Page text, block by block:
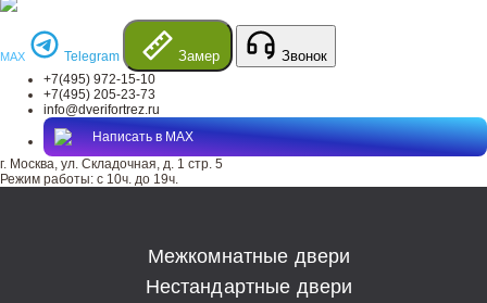
MAX Telegram Замер Звонок
+7(495) 972-15-10
+7(495) 205-23-73
info@dverifortrez.ru
Написать в MAX
г. Москва, ул. Складочная, д. 1 стр. 5
Режим работы: с 10ч. до 19ч.
Межкомнатные двери
Нестандартные двери